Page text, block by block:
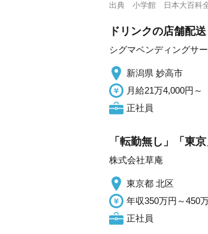
出典 小学館 日本大百科
ドリンクの店舗配
シグマベンディングサ
新潟県 妙高市
月給21万4,000円～
正社員
「転勤無し」「東
株式会社草庵
東京都 北区
年収350万円～450
正社員